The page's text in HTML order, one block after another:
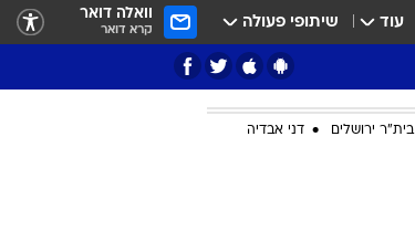
עוד שיתופי פעולה וואלה דואר
קרא דואר
בית"ר ירושלים דני אבדיה